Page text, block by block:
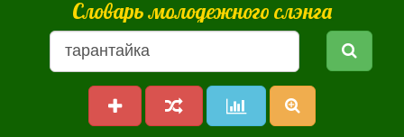
Словарь молодежного слэнга